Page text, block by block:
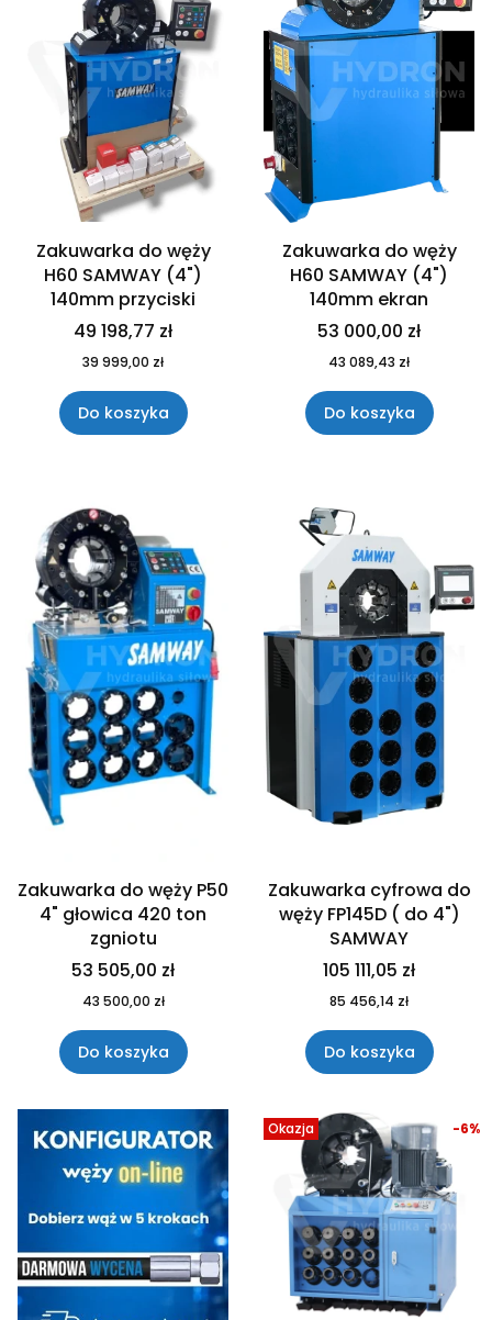
Zakuwarka do węży
H60 SAMWAY (4")
140mm przyciski
49 198,77 zł
39 999,00 zł
Do koszyka
Zakuwarka do węży
H60 SAMWAY (4")
140mm ekran
53 000,00 zł
43 089,43 zł
Do koszyka
Zakuwarka do węży P50
4" głowica 420 ton
zgniotu
53 505,00 zł
43 500,00 zł
Do koszyka
Zakuwarka cyfrowa do
węży FP145D ( do 4")
SAMWAY
105 111,05 zł
85 456,14 zł
Do koszyka
Okazja -6%